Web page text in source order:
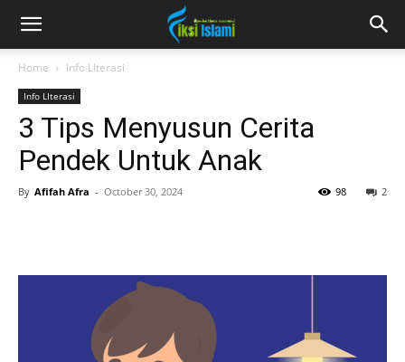
fiksiislami.com
Home Info LIterasi
Info LIterasi
3 Tips Menyusun Cerita
Pendek Untuk Anak
By Afifah Afra - October 30, 2024 2
98